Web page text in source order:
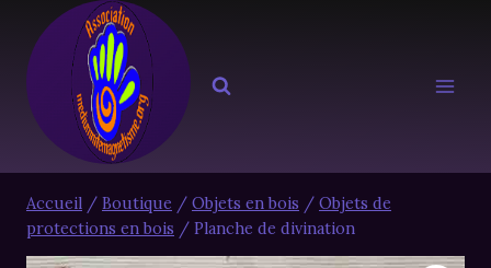
contenu
Accueil / Boutique / Objets en bois / Objets de
protections en bois / Planche de divination